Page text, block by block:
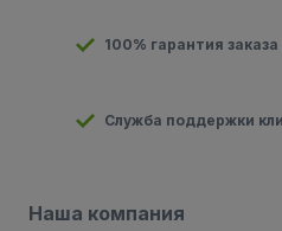
100% гарантия заказа
Служба поддержки
Наша компания